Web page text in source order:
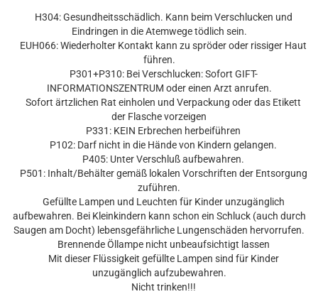
H304: Gesundheitsschädlich. Kann beim Verschlucken und
Eindringen in die Atemwege tödlich sein.
EUH066: Wiederholter Kontakt kann zu spröder oder rissiger Haut
führen.
P301+P310: Bei Verschlucken: Sofort GIFT-
INFORMATIONSZENTRUM oder einen Arzt anrufen.
Sofort ärtzlichen Rat einholen und Verpackung oder das Etikett
der Flasche vorzeigen
P331: KEIN Erbrechen herbeiführen
P102: Darf nicht in die Hände von Kindern gelangen.
P405: Unter Verschluß aufbewahren.
P501: Inhalt/Behälter gemäß lokalen Vorschriften der Entsorgung
zuführen.
Gefüllte Lampen und Leuchten für Kinder unzugänglich
aufbewahren. Bei Kleinkindern kann schon ein Schluck (auch durch
Saugen am Docht) lebensgefährliche Lungenschäden hervorrufen.
Brennende Öllampe nicht unbeaufsichtigt lassen
Mit dieser Flüssigkeit gefüllte Lampen sind für Kinder
unzugänglich aufzubewahren.
Nicht trinken!!!